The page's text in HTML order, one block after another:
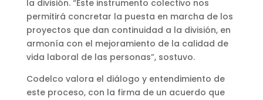
la división. “Este instrumento colectivo nos
permitirá concretar la puesta en marcha de los
proyectos que dan continuidad a la división, en
armonía con el mejoramiento de la calidad de
vida laboral de las personas”, sostuvo.
Codelco valora el diálogo y entendimiento de
este proceso, con la firma de un acuerdo que